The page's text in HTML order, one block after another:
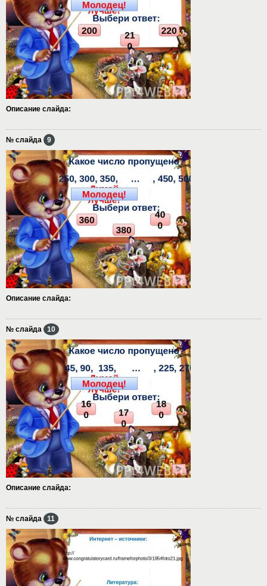
Описание слайда:
№ слайда 9
Описание слайда:
№ слайда 10
Описание слайда:
№ слайда 11